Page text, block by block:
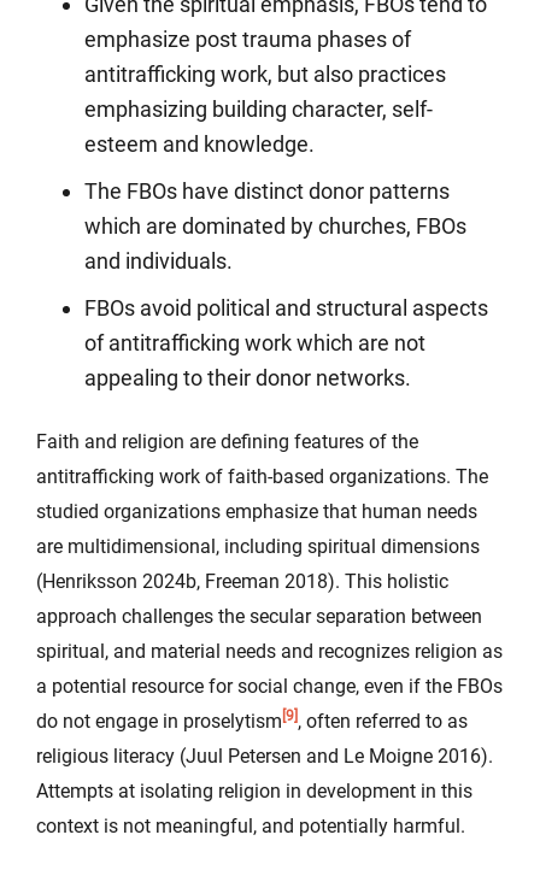
emphasize post trauma phases of
antitrafficking work, but also practices
emphasizing building character, self-
esteem and knowledge.
The FBOs have distinct donor patterns
which are dominated by churches, FBOs
and individuals.
FBOs avoid political and structural aspects
of antitrafficking work which are not
appealing to their donor networks.
Faith and religion are defining features of the
antitrafficking work of faith-based organizations. The
studied organizations emphasize that human needs
are multidimensional, including spiritual dimensions
(Henriksson 2024b, Freeman 2018). This holistic
approach challenges the secular separation between
spiritual, and material needs and recognizes religion as
a potential resource for social change, even if the FBOs
do not engage in proselytism [9] , often referred to as
religious literacy (Juul Petersen and Le Moigne 2016).
Attempts at isolating religion in development in this
context is not meaningful, and potentially harmful.